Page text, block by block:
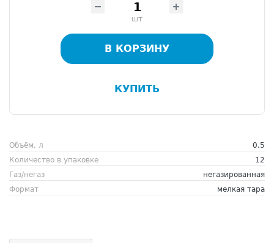
шт
В КОРЗИНУ
КУПИТЬ
Объём, л
0.5
Количество в упаковке
12
Газ/негаз
негазированная
Формат
мелкая тара